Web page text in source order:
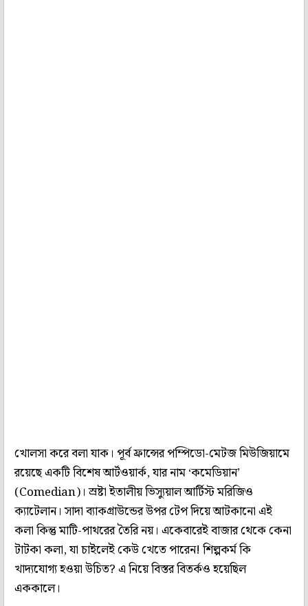
খোলসা করে বলা যাক। পূর্ব ফ্রান্সের পম্পিডো-মেটজ মিউজিয়ামে
রয়েছে একটি বিশেষ আর্টওয়ার্ক, যার নাম ‘কমেডিয়ান’
(Comedian)। স্রষ্টা ইতালীয় ভিস্যুয়াল আর্টিস্ট মরিজিও
ক্যাটেলান। সাদা ব্যাকগ্রাউন্ডের উপর টেপ দিয়ে আটকানো এই
কলা কিন্তু মাটি-পাথরের তৈরি নয়। একেবারেই বাজার থেকে কেনা
টাটকা কলা, যা চাইলেই কেউ খেতে পারেন! শিল্পকর্ম কি
খাদ্যযোগ্য হওয়া উচিত? এ নিয়ে বিস্তর বিতর্কও হয়েছিল
এককালে।